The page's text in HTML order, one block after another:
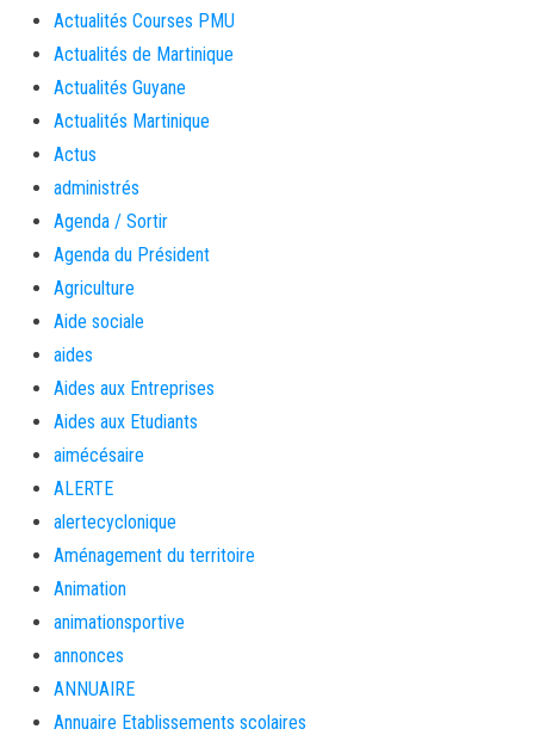
Actualités Courses PMU
Actualités de Martinique
Actualités Guyane
Actualités Martinique
Actus
administrés
Agenda / Sortir
Agenda du Président
Agriculture
Aide sociale
aides
Aides aux Entreprises
Aides aux Etudiants
aimécésaire
ALERTE
alertecyclonique
Aménagement du territoire
Animation
animationsportive
annonces
ANNUAIRE
Annuaire Etablissements scolaires